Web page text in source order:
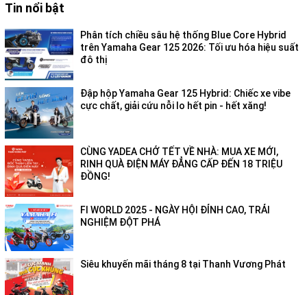
Tin nổi bật
Phân tích chiều sâu hệ thống Blue Core Hybrid
trên Yamaha Gear 125 2026: Tối ưu hóa hiệu suất
đô thị
Đập hộp Yamaha Gear 125 Hybrid: Chiếc xe vibe
cực chất, giải cứu nỗi lo hết pin - hết xăng!
CÙNG YADEA CHỞ TẾT VỀ NHÀ: MUA XE MỚI,
RINH QUÀ ĐIỆN MÁY ĐẲNG CẤP ĐẾN 18 TRIỆU
ĐỒNG!
FI WORLD 2025 - NGÀY HỘI ĐỈNH CAO, TRẢI
NGHIỆM ĐỘT PHÁ
Siêu khuyến mãi tháng 8 tại Thanh Vương Phát